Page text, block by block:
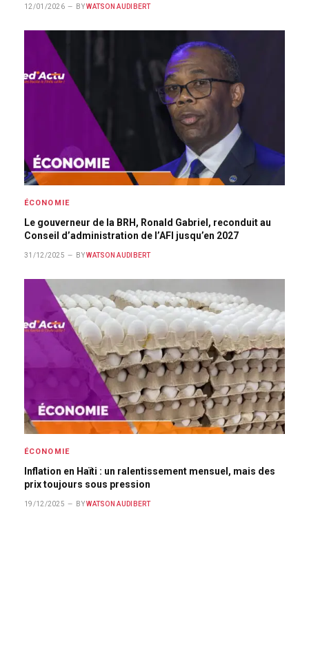
12/01/2026 BY WATSON AUDIBERT
ÉCONOMIE
Le gouverneur de la BRH, Ronald Gabriel, reconduit au
Conseil d’administration de l’AFI jusqu’en 2027
31/12/2025 BY WATSON AUDIBERT
ÉCONOMIE
Inflation en Haïti : un ralentissement mensuel, mais des
prix toujours sous pression
19/12/2025 BY WATSON AUDIBERT